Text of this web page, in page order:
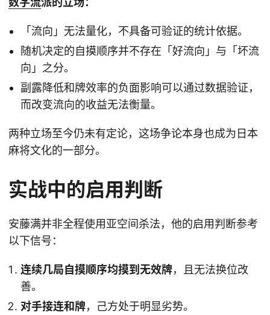
「流向」无法量化，不具备可验证的统计依据。
随机决定的自摸顺序并不存在「好流向」与「坏流
向」之分。
副露降低和牌效率的负面影响可以通过数据验证，
而改变流向的收益无法衡量。
两种立场至今仍未有定论，这场争论本身也成为日本
麻将文化的一部分。
实战中的启用判断
安藤满并非全程使用亚空间杀法，他的启用判断参考
以下信号：
连续几局自摸顺序均摸到无效牌，且无法换位改
善。
对手接连和牌，己方处于明显劣势。